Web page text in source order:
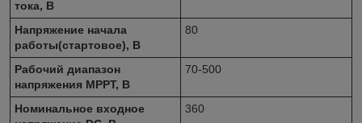
тока, В
Напряжение начала
работы(стартовое), В
80
Рабочий диапазон
напряжения MPPT, В
70-500
Номинальное входное
360